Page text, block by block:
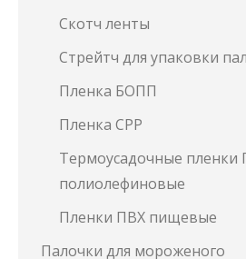
Скотч ленты
Стрейтч для упаковки
Пленка БОПП
Пленка СРР
Термоусадочные пленки
полиолефиновые
Пленки ПВХ пищевые
Палочки для мороженого